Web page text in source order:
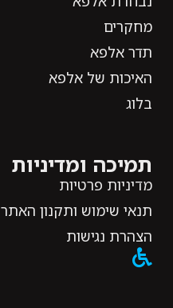
מחקרים
תדר אלפא
האיכות של אלפא
בלוג
תמיכה ומדיניות
מדיניות פרטיות
תנאי שימוש ותקנון האתר
הצהרת נגישות